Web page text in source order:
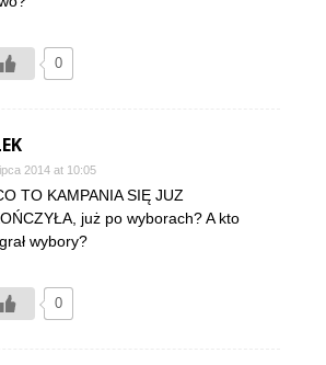
0
2014 at 10:05
TO KAMPANIA SIĘ JUZ
już po wyborach? A kto
wybory?
0